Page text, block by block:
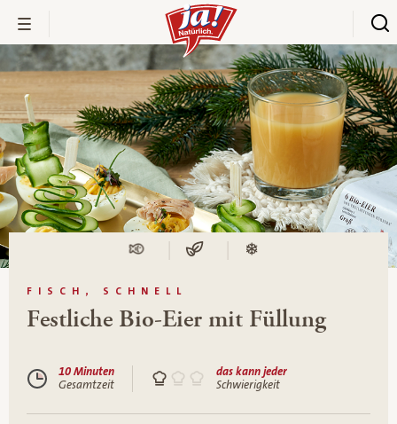
FISCH, SCHNELL
Festliche Bio-Eier mit Füllung
10 Minuten
Gesamtzeit
das kann jeder
Schwierigkeit